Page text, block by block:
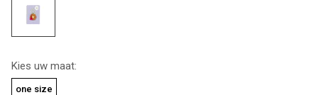
Kies uw maat:
one size